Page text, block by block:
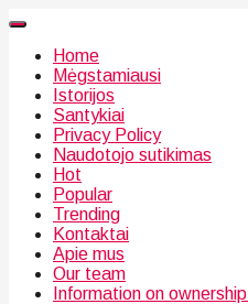
Home
Mėgstamiausi
Istorijos
Santykiai
Privacy Policy
Naudotojo sutikimas
Hot
Popular
Trending
Kontaktai
Apie mus
Our team
Information on